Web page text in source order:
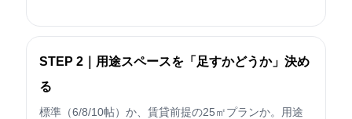
STEP 2｜用途スペースを「足すかどうか」決め
る
標準（6/8/10帖）か、賃貸前提の25㎡プランか。用途